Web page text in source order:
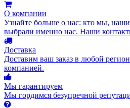
О компании
Узнайте больше о нас: кто мы,
выбрали именно нас. Наши
Доставка
Доставим ваш заказ в любой
компанией.
Мы гарантируем
Мы гордимся безупречной